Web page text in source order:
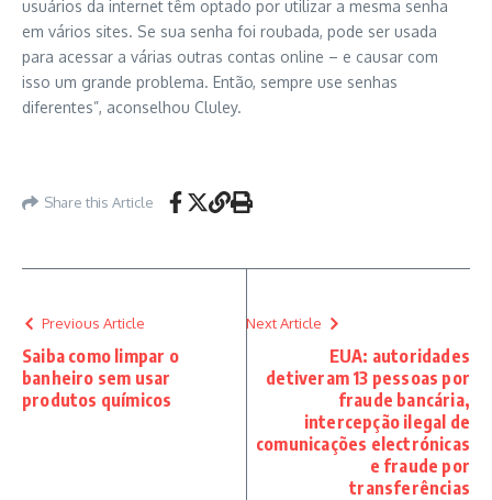
usuários da internet têm optado por utilizar a mesma senha
em vários sites. Se sua senha foi roubada, pode ser usada
para acessar a várias outras contas online – e causar com
isso um grande problema. Então, sempre use senhas
diferentes”, aconselhou Cluley.
Share this Article
Previous Article
Saiba como limpar o
banheiro sem usar
produtos químicos
Next Article
EUA: autoridades
detiveram 13 pessoas por
fraude bancária,
intercepção ilegal de
comunicações electrónicas
e fraude por
transferências